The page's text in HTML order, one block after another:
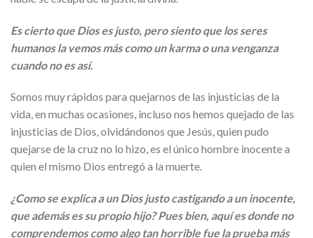
Es cierto que Dios es justo, pero siento que los seres
humanos la vemos más como un karma o una venganza
cuando no es así.
Somos muy rápidos para quejarnos de las injusticias de la
vida, en muchas ocasiones, incluso nos hemos quejado de las
injusticias de Dios, olvidándonos que Jesús, quien pudo
quejarse de la cruz no lo hizo, es el único hombre inocente a
quien el mismo Dios entregó a la muerte.
¿Como se explica a un Dios justo castigando a un inocente,
que además es su propio hijo? Pues bien, aquí es donde no
comprendemos como algo tan horrible fue la prueba más